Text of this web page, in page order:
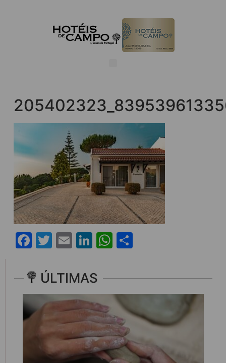
Facebook
Twitter
EmailLinkedIn
WhatsApp
ÚLTIMAS